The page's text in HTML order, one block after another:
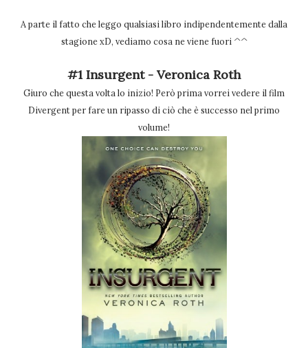
A parte il fatto che leggo qualsiasi libro indipendentemente dalla
stagione xD, vediamo cosa ne viene fuori ^^
#1 Insurgent - Veronica Roth
Giuro che questa volta lo inizio! Però prima vorrei vedere il film
Divergent per fare un ripasso di ciò che è successo nel primo
volume!